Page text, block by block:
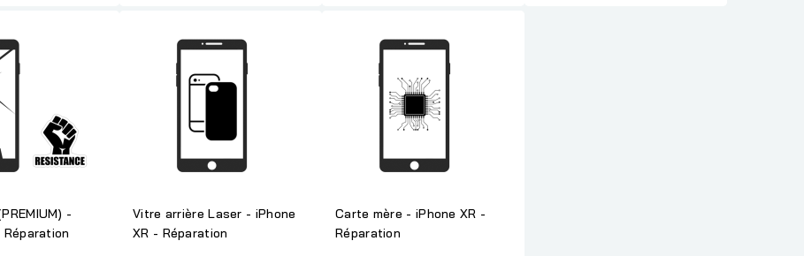
-
Réparation
Vitre arrière Laser - iPhone
XR - Réparation
Carte mère - iPhone XR -
Réparation